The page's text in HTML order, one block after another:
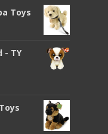
Toys
- TY